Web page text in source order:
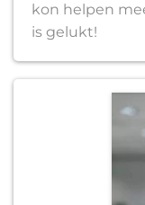
kon helpen
is gelukt!